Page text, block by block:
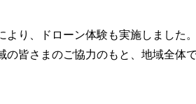
り、ドローン体験も実施しました。
皆さまのご協力のもと、地域全体